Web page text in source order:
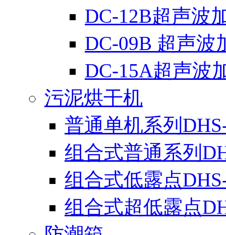
DC-12B超声波
DC-09B 超声波
DC-15A超声波
污泥烘干机
普通单机系列
组合式普通系列
组合式低露点
组合式超低露点